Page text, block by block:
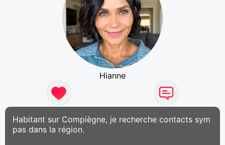
Hianne
Habitant sur Compiègne, je recherche contacts sym
pas dans la région.